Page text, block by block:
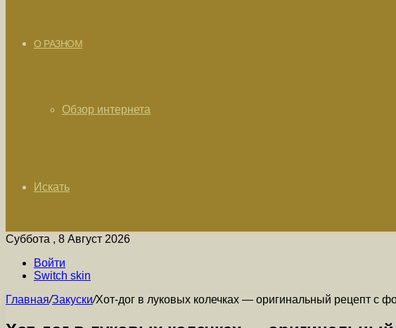
О РАЗНОМ
Обзор интернета
Искать
Суббота , 8 Август 2026
Войти
Switch skin
Главная/Закуски/Хот-дог в луковых колечках — оригинальный рецепт с